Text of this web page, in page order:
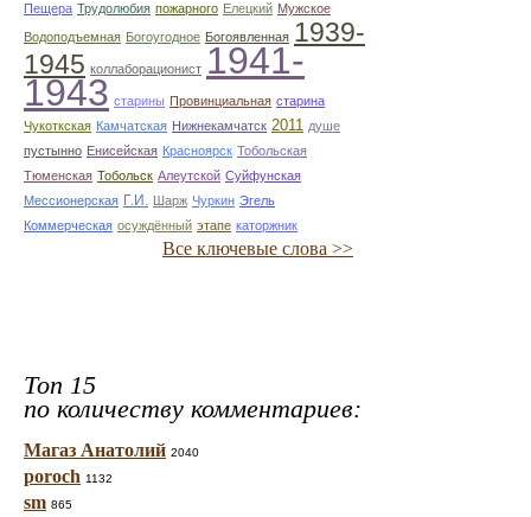
Пещера Трудолюбия пожарного Елецкий Мужское
Водоподъемная Богоугодное Богоявленная 1939-
1945 коллаборационист 1941-
1943 старины Провинциальная старина
Чукоткская Камчатская Нижнекамчатск 2011 душе
пустынно Енисейская Красноярск Тобольская
Тюменская Тобольск Алеутской Суйфунская
Мессионерская Г.И. Шарж Чуркин Эгель
Коммерческая осуждённый этапе каторжник
Все ключевые слова >>
Топ 15
по количеству комментариев:
Магаз Анатолий 2040
poroch 1132
sm 865